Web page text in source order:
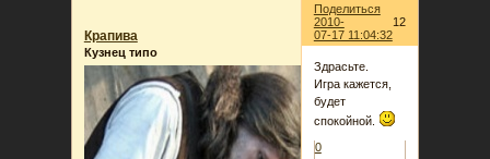
Поделиться
12
2010-
07-17 11:04:32
Крапива
Кузнец типо
Здрасьте.
Игра кажется,
будет
спокойной.
0